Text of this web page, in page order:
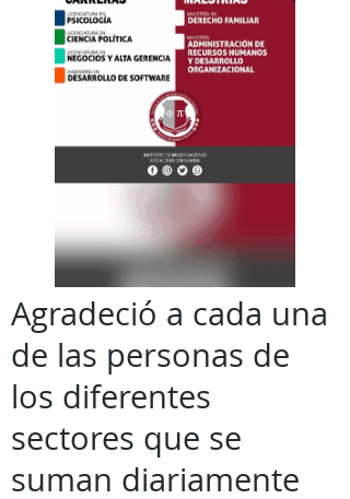
Agradeció a cada una
de las personas de
los diferentes
sectores que se
suman diariamente